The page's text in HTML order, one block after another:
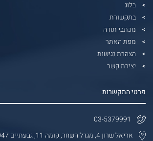
בלוג
בתקשורת
מכתבי תודה
מפת האתר
הצהרת נגישות
יצירת קשר
פרטי התקשרות
03-5379991
אריאל שרון 4, מגדל השחר, קומה 11, גבעתיים 5320047